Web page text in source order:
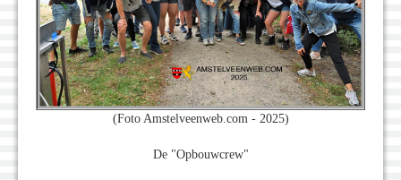
(Foto Amstelveenweb.com - 2025)
De "Opbouwcrew"